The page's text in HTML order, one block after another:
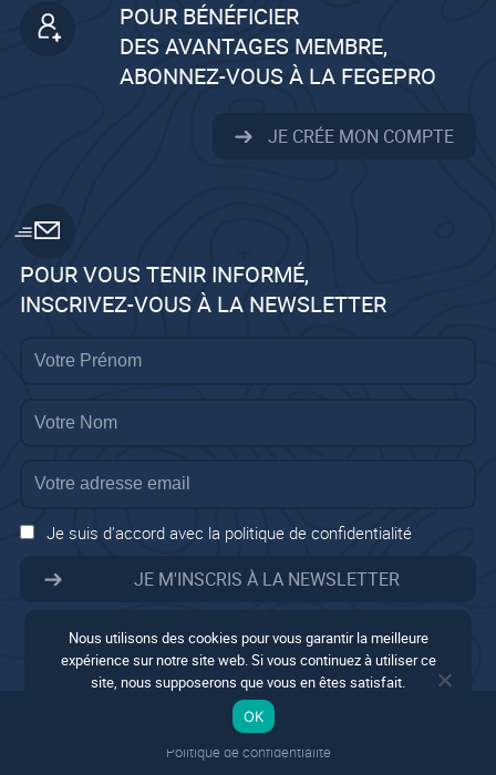
POUR BÉNÉFICIER
DES AVANTAGES MEMBRE,
ABONNEZ-VOUS À LA FEGEPRO
JE CRÉE MON COMPTE
POUR VOUS TENIR INFORMÉ,
INSCRIVEZ-VOUS À LA NEWSLETTER
Je suis d'accord avec la politique de confidentialité
Mentions légales
Conditions générales
Politique de confidentialité
Nous utilisons des cookies pour vous garantir la meilleure
expérience sur notre site web. Si vous continuez à utiliser ce
site, nous supposerons que vous en êtes satisfait.
OK